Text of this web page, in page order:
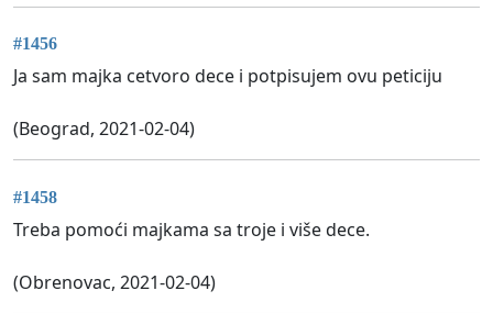
#1456
Ja sam majka cetvoro dece i potpisujem ovu peticiju
(Beograd, 2021-02-04)
#1458
Treba pomoći majkama sa troje i više dece.
(Obrenovac, 2021-02-04)